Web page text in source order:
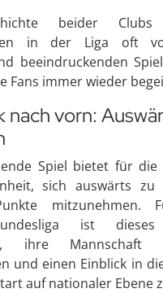
beider
in der Liga oft
beeindruckenden
Fans immer wieder
nach vorn:
Spiel bietet für die
sich auswärts zu
mitzunehmen.
Bundesliga ist
ihre Mannschaft
und einen Einblick in
auf nationaler Ebene